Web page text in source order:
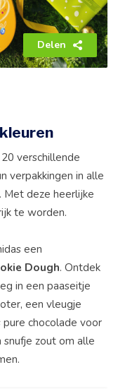
Delen
verschillende
verpakkingen in alle
Met deze heerlijke
te worden.
een
Dough. Ontdek
in een paaseitje
een vleugje
chocolade voor
snufje zout om alle